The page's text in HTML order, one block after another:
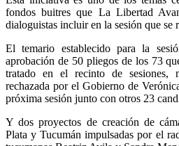
fondos buitres que La Libertad
dialoguistas incluir en la sesión que se
El temario establecido para la
aprobación de 50 pliegos de los 73
tratado en el recinto de sesiones,
rechazada por el Gobierno de
próxima sesión junto con otros 23
Y dos proyectos de creación de
Plata y Tucumán impulsadas por el